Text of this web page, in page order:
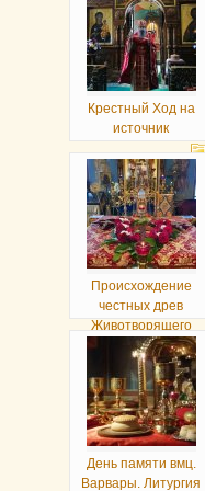
Крестный Ход на
источник
Происхождение
честных древ
Животворящего
Креста Господня
День памяти вмц.
Варвары. Литургия